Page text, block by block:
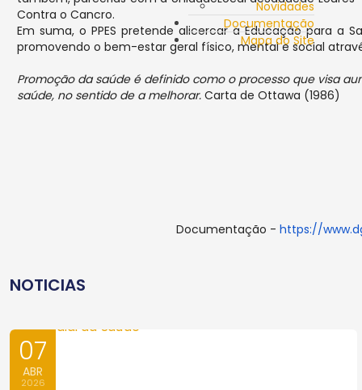
Novidades
Documentação
Mapa do Site
Contra o Cancro.
Em suma, o PPES pretende alicercar a Educação para a
promovendo o bem-estar geral físico, mental e social
Promoção da saúde é definido como o processo que visa
saúde, no sentido de a melhorar. Carta de Ottawa (1986)
Documentação - https://
NOTICIAS
07
ABR
2026